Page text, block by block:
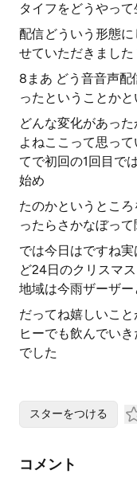
タイフをどうやっ
配信どういう形態
せていただきまし
8まあ どう音音声
ったということか
どんな変化があっ
よねここって思っ
てで初回の1回目で
始め
たのかというとこ
ったらさかなぼっ
では今日はですね
ど24日のクリスマ
地域は今雨ザーザ
だってね嬉しいこ
ヒーでも飲んでい
でした
スターをつける
コメント